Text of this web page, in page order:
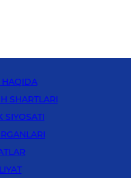
HAQIDA
SHARTLARI
SIYOSATI